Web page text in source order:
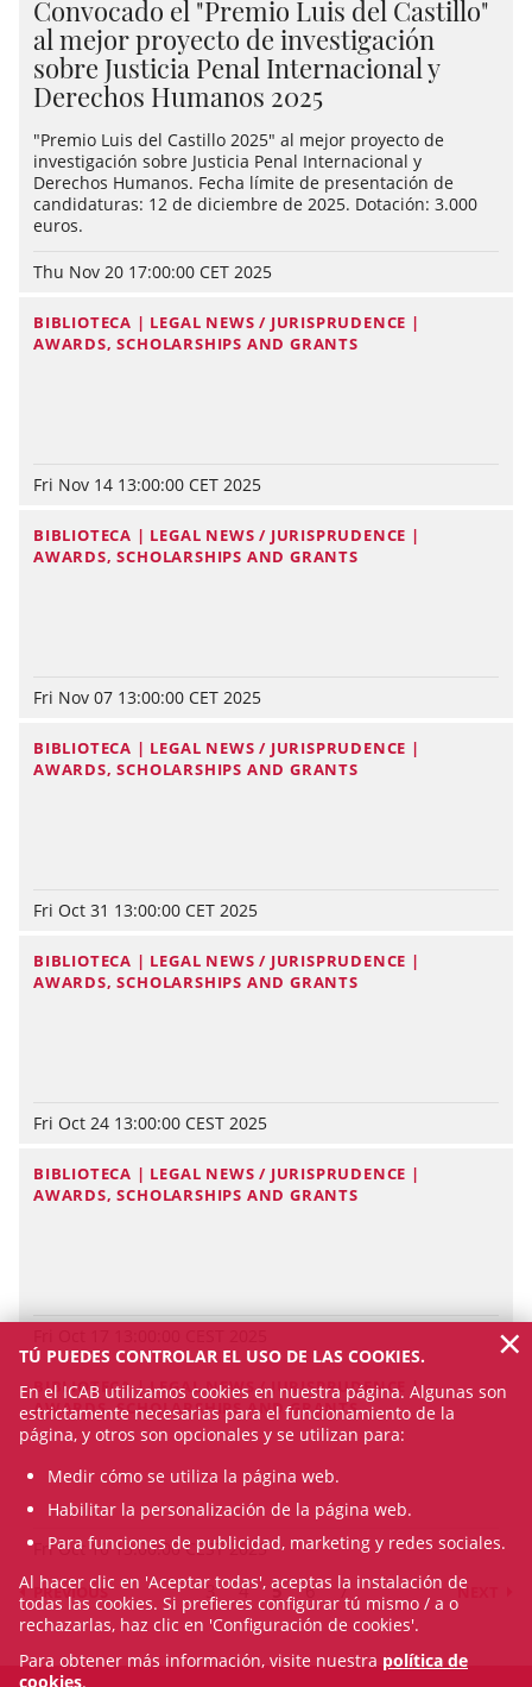
Convocado el "Premio Luis del Castillo"
al mejor proyecto de investigación
sobre Justicia Penal Internacional y
Derechos Humanos 2025
"Premio Luis del Castillo 2025" al mejor proyecto de
investigación sobre Justicia Penal Internacional y
Derechos Humanos. Fecha límite de presentación de
candidaturas: 12 de diciembre de 2025. Dotación: 3.000
euros.
Thu Nov 20 17:00:00 CET 2025
BIBLIOTECA | LEGAL NEWS / JURISPRUDENCE |
AWARDS, SCHOLARSHIPS AND GRANTS
Fri Nov 14 13:00:00 CET 2025
BIBLIOTECA | LEGAL NEWS / JURISPRUDENCE |
AWARDS, SCHOLARSHIPS AND GRANTS
Fri Nov 07 13:00:00 CET 2025
BIBLIOTECA | LEGAL NEWS / JURISPRUDENCE |
AWARDS, SCHOLARSHIPS AND GRANTS
Fri Oct 31 13:00:00 CET 2025
BIBLIOTECA | LEGAL NEWS / JURISPRUDENCE |
AWARDS, SCHOLARSHIPS AND GRANTS
Fri Oct 24 13:00:00 CEST 2025
BIBLIOTECA | LEGAL NEWS / JURISPRUDENCE |
AWARDS, SCHOLARSHIPS AND GRANTS
BIBLIOTECA | LEGAL NEWS / JURISPRUDENCE |
AWARDS, SCHOLARSHIPS AND GRANTS
Fri Oct 10 13:00:00 CEST 2025
PREVIOUS 3 4 5 6 7 NEXT
TÚ PUEDES CONTROLAR EL USO DE LAS COOKIES.
En el ICAB utilizamos cookies en nuestra página. Algunas son
estrictamente necesarias para el funcionamiento de la
página, y otros son opcionales y se utilizan para:
Medir cómo se utiliza la página web.
Habilitar la personalización de la página web.
Para funciones de publicidad, marketing y redes sociales.
Al hacer clic en 'Aceptar todas', aceptas la instalación de
todas las cookies. Si prefieres configurar tú mismo / a o
rechazarlas, haz clic en 'Configuración de cookies'.
Para obtener más información, visite nuestra política de
cookies.
×